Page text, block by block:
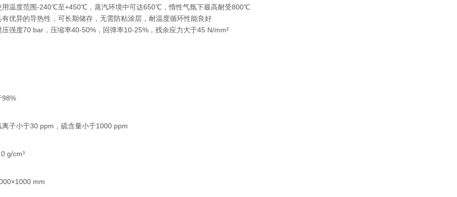
用温度范围-240℃至+450℃，蒸汽环境中可达650℃，惰性气氛下最高耐受800℃
优异的导热性，可长期储存，无需防粘涂层，耐温度循环性能良好
压强度70 bar，压缩率40-50%，回弹率10-25%，残余应力大于45 N/mm²
98%
离子小于30 ppm，硫含量小于1000 ppm
g/cm³
mm